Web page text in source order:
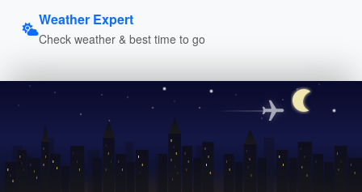
Weather Expert
Check weather & best time to go